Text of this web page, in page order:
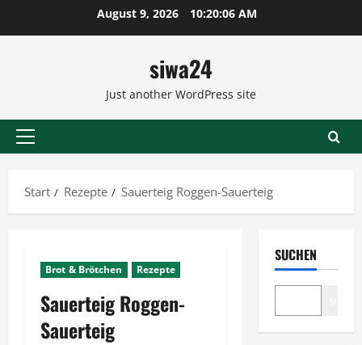
August 9, 2026 10:20:07 AM
siwa24
Just another WordPress site
Primäres
Start
Rezepte Sauerteig Roggen-Sauerteig
Brot & Brötchen Rezepte
Sauerteig Roggen-
Sauerteig
SUCHEN